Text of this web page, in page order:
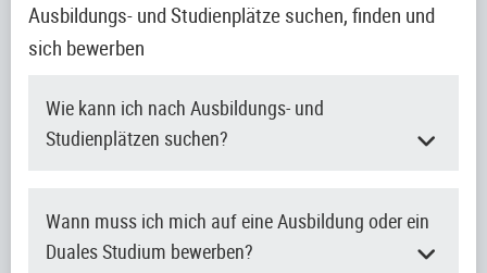
Ausbildungs- und Studienplätze suchen, finden und
sich bewerben
Wie kann ich nach Ausbildungs- und
Studienplätzen suchen?
Wann muss ich mich auf eine Ausbildung oder ein
Duales Studium bewerben?